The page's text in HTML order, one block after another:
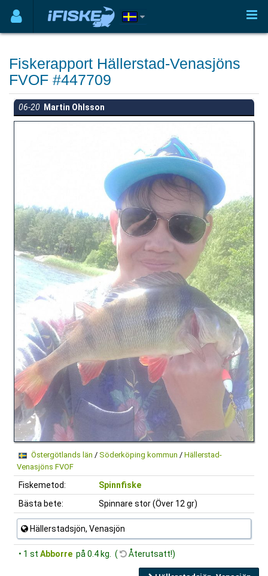
Fiskerapport Hällerstad-Venasjöns
FVOF #447709
06-20 Martin Ohlsson
Östergötlands län / Söderköping kommun / Hällerstad-
Venasjöns FVOF
Fiskemetod:
Spinnfiske
Bästa bete:
Spinnare stor (Över 12 gr)
Hällerstadsjön, Venasjön
• 1 st Abborre på 0.4 kg. ( Återutsatt!)